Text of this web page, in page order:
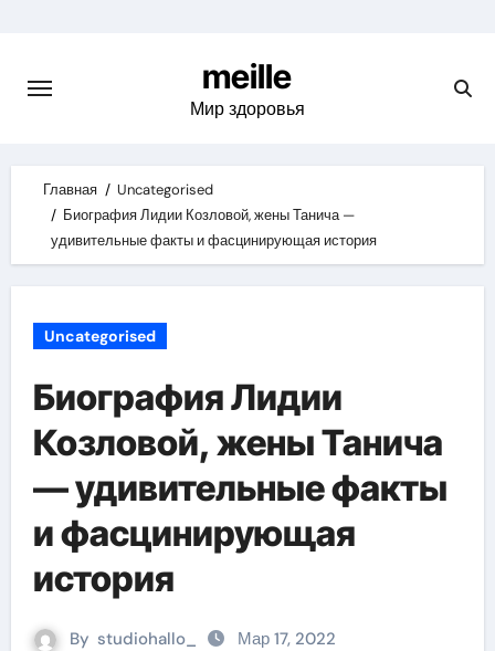
content
meille
Мир здоровья
Главная
Uncategorised
Биография Лидии Козловой, жены Танича —
удивительные факты и фасцинирующая история
Uncategorised
Биография Лидии
Козловой, жены Танича
— удивительные факты
и фасцинирующая
история
By studiohallo_ Мар 17, 2022